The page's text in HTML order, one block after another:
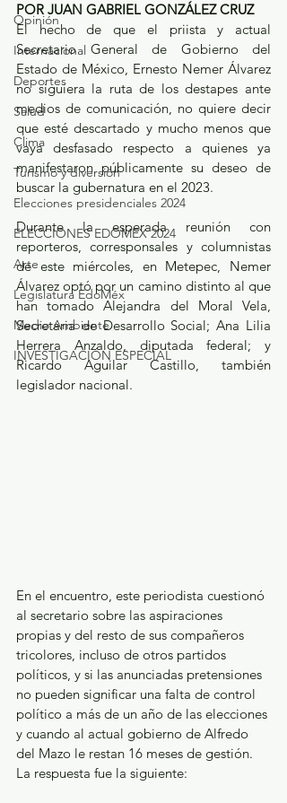
Opinión
Internacional
Deportes
Salud
Clima
Turismo y diversión
Elecciones presidenciales 2024
ELECCIONES EDOMEX 2024
Arte
Legislatura EdoMéx
Medio Ambiente
INVESTIGACIÓN ESPECIAL
POR JUAN GABRIEL GONZÁLEZ CRUZ
El hecho de que el priista y actual
Secretario General de Gobierno del
Estado de México, Ernesto Nemer Álvarez
no siguiera la ruta de los destapes ante
medios de comunicación, no quiere decir
que esté descartado y mucho menos que
vaya desfasado respecto a quienes ya
manifestaron públicamente su deseo de
buscar la gubernatura en el 2023.
Durante la esperada reunión con
reporteros, corresponsales y columnistas
de este miércoles, en Metepec, Nemer
Álvarez optó por un camino distinto al que
han tomado Alejandra del Moral Vela,
Secretaria de Desarrollo Social; Ana Lilia
Herrera Anzaldo, diputada federal; y
Ricardo Aguilar Castillo, también
legislador nacional.
En el encuentro, este periodista cuestionó
al secretario sobre las aspiraciones
propias y del resto de sus compañeros
tricolores, incluso de otros partidos
políticos, y si las anunciadas pretensiones
no pueden significar una falta de control
político a más de un año de las elecciones
y cuando al actual gobierno de Alfredo
del Mazo le restan 16 meses de gestión.
La respuesta fue la siguiente: